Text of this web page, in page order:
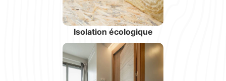
Isolation écologique